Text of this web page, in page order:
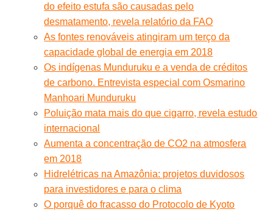
do efeito estufa são causadas pelo
desmatamento, revela relatório da FAO
As fontes renováveis atingiram um terço da
capacidade global de energia em 2018
Os indígenas Munduruku e a venda de créditos
de carbono. Entrevista especial com Osmarino
Manhoari Munduruku
Poluição mata mais do que cigarro, revela estudo
internacional
Aumenta a concentração de CO2 na atmosfera
em 2018
Hidrelétricas na Amazônia: projetos duvidosos
para investidores e para o clima
O porquê do fracasso do Protocolo de Kyoto